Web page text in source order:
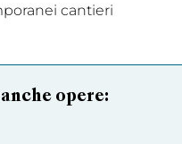
cantieri
opere: